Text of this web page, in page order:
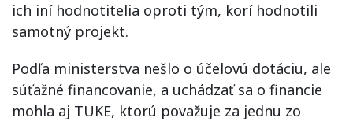
ich iní hodnotitelia oproti tým, korí hodnotili
samotný projekt.
Podľa ministerstva nešlo o účelovú dotáciu, ale
súťažné financovanie, a uchádzať sa o financie
mohla aj TUKE, ktorú považuje za jednu zo